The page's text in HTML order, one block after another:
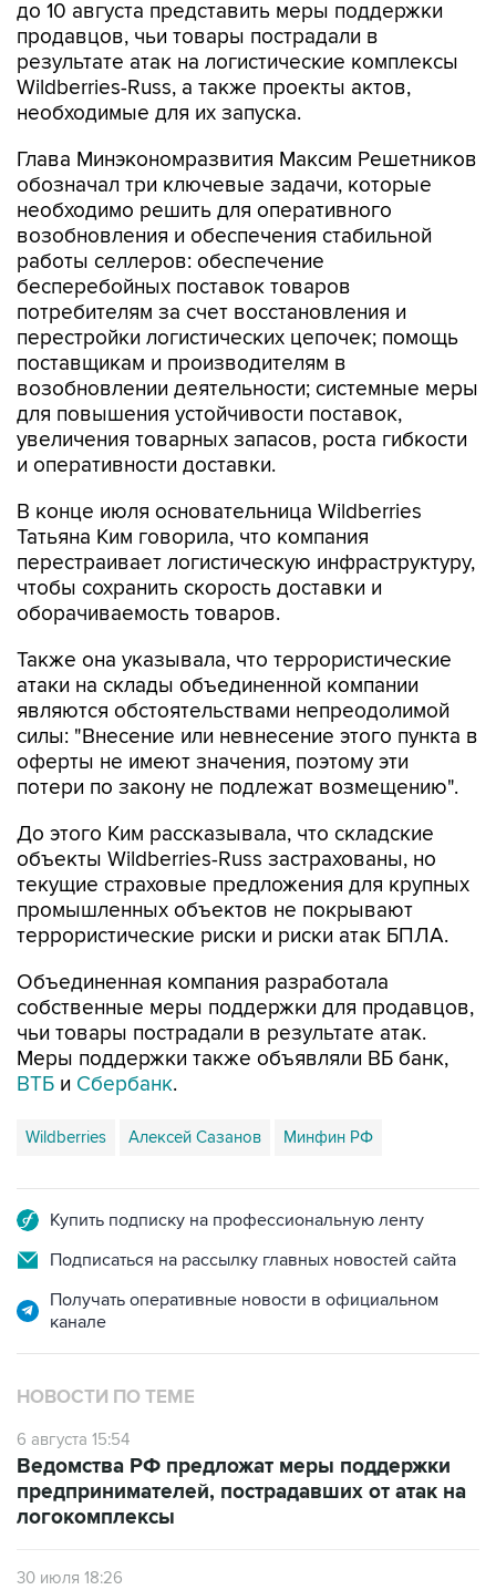
до 10 августа представить меры поддержки
продавцов, чьи товары пострадали в
результате атак на логистические комплексы
Wildberries-Russ, а также проекты актов,
необходимые для их запуска.
Глава Минэкономразвития Максим Решетников
обозначал три ключевые задачи, которые
необходимо решить для оперативного
возобновления и обеспечения стабильной
работы селлеров: обеспечение
бесперебойных поставок товаров
потребителям за счет восстановления и
перестройки логистических цепочек; помощь
поставщикам и производителям в
возобновлении деятельности; системные меры
для повышения устойчивости поставок,
увеличения товарных запасов, роста гибкости
и оперативности доставки.
В конце июля основательница Wildberries
Татьяна Ким говорила, что компания
перестраивает логистическую инфраструктуру,
чтобы сохранить скорость доставки и
оборачиваемость товаров.
Также она указывала, что террористические
атаки на склады объединенной компании
являются обстоятельствами непреодолимой
силы: "Внесение или невнесение этого пункта в
оферты не имеют значения, поэтому эти
потери по закону не подлежат возмещению".
До этого Ким рассказывала, что складские
объекты Wildberries-Russ застрахованы, но
текущие страховые предложения для крупных
промышленных объектов не покрывают
террористические риски и риски атак БПЛА.
Объединенная компания разработала
собственные меры поддержки для продавцов,
чьи товары пострадали в результате атак.
Меры поддержки также объявляли ВБ банк,
ВТБ и Сбербанк.
Wildberries Алексей Сазанов Минфин РФ
Купить подписку на профессиональную ленту
Подписаться на рассылку главных новостей сайта
Получать оперативные новости в официальном
канале
НОВОСТИ ПО ТЕМЕ
6 августа 15:54
Ведомства РФ предложат меры поддержки
предпринимателей, пострадавших от атак на
логокомплексы
30 июля 18:26